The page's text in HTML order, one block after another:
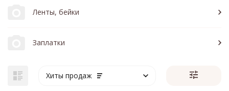
Ленты, бейки
Заплатки
Хиты продаж